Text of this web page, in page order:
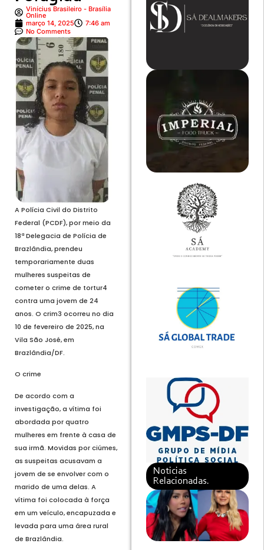
Vinícius Brasileiro - Brasília
Online
março 14, 2025
7:46 am
No Comments
A Polícia Civil do Distrito
Federal (PCDF), por meio da
18ª Delegacia de Polícia de
Brazlândia, prendeu
temporariamente duas
mulheres suspeitas de
cometer o crime de tortur4
contra uma jovem de 24
anos. O crim3 ocorreu no dia
10 de fevereiro de 2025, na
Vila São José, em
Brazlândia/DF.
O crime
De acordo com a
investigação, a vítima foi
abordada por quatro
mulheres em frente à casa de
sua irmã. Movidas por ciúmes,
as suspeitas acusavam a
jovem de se envolver com o
marido de uma delas. A
vítima foi colocada à força
em um veículo, encapuzada e
levada para uma área rural
de Brazlândia.
Noticias
Relacionadas.